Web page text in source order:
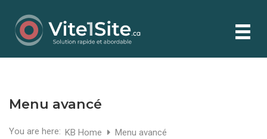
Menu avancé
You are here: KB Home Menu avancé